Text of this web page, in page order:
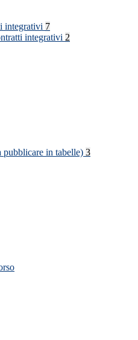
integrativi 7
integrativi 2
in tabelle) 3